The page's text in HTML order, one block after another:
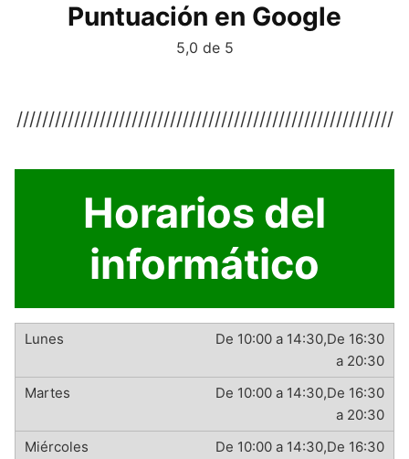
Puntuación en Google
5,0 de 5
///////////////////////////////////////////////////////////
Horarios del
informático
De 10:00 a 14:30,De 16:30
a 20:30
De 10:00 a 14:30,De 16:30
a 20:30
De 10:00 a 14:30,De 16:30